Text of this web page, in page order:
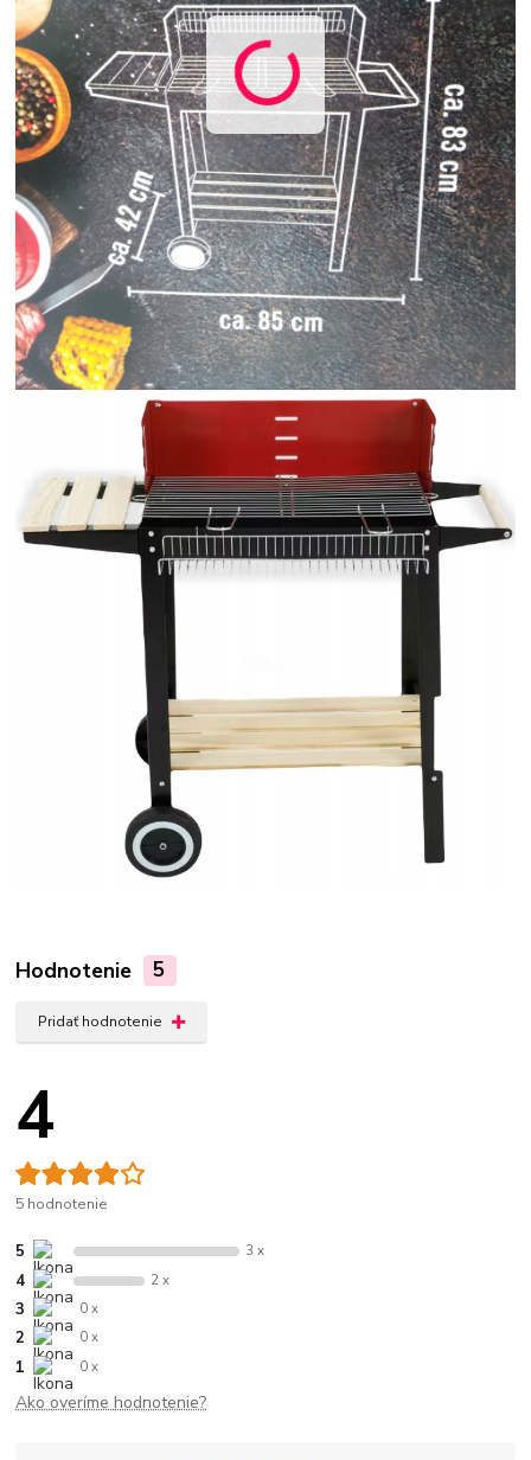
Hodnotenie 5
Pridať hodnotenie
4
5 hodnotenie
5 3 x
4 2 x
3 0 x
2 0 x
1 0 x
Ako overíme hodnotenie?